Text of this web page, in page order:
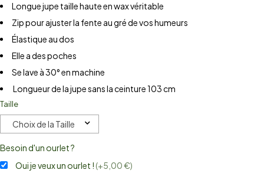
Longue jupe taille haute en wax véritable
Zip pour ajuster la fente au gré de vos humeurs
Élastique au dos
Elle a des poches
Se lave à 30° en machine
Longueur de la jupe sans la ceinture 103 cm
Taille
Choix de la Taille
Besoin d'un ourlet ?
Oui je veux un ourlet !(+5,00 €)